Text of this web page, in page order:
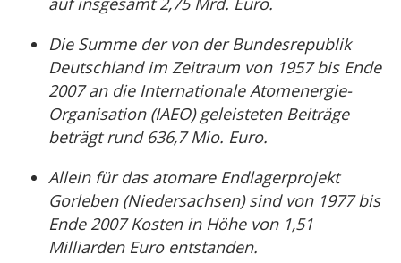
Die Summe der von der Bundesrepublik
Deutschland im Zeitraum von 1957 bis Ende
2007 an die Internationale Atomenergie-
Organisation (IAEO) geleisteten Beiträge
beträgt rund 636,7 Mio. Euro.
Allein für das atomare Endlagerprojekt
Gorleben (Niedersachsen) sind von 1977 bis
Ende 2007 Kosten in Höhe von 1,51
Milliarden Euro entstanden.